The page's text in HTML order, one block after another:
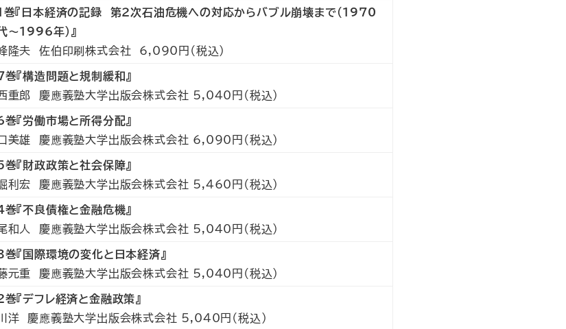
巻『日本経済の記録 第２次石油危機への対応からバブル崩壊まで（1970
～1996年）』
隆夫 佐伯印刷株式会社 6,090円（税込）
『構造問題と規制緩和』
重郎 慶應義塾大学出版会株式会社 5,040円（税込）
『労働市場と所得分配』
美雄 慶應義塾大学出版会株式会社 6,090円（税込）
『財政政策と社会保障』
利宏 慶應義塾大学出版会株式会社 5,460円（税込）
『不良債権と金融危機』
和人 慶應義塾大学出版会株式会社 5,040円（税込）
『国際環境の変化と日本経済』
元重 慶應義塾大学出版会株式会社 5,040円（税込）
『デフレ経済と金融政策』
洋 慶應義塾大学出版会株式会社 5,040円（税込）